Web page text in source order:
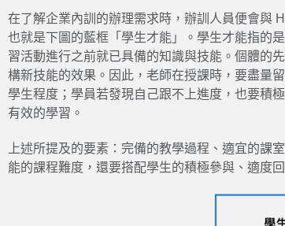
在了解企業內訓的辦理需求時，辦訓人員便會與
也就是下圖的藍框「學生才能」。學生才能指的
習活動進行之前就已具備的知識與技能。個體的
構新技能的效果。因此，老師在授課時，要盡量
學生程度；學員若發現自己跟不上進度，也要積
有效的學習。
上述所提及的要素：完備的教學過程、適宜的課
能的課程難度，還要搭配學生的積極參與、適度